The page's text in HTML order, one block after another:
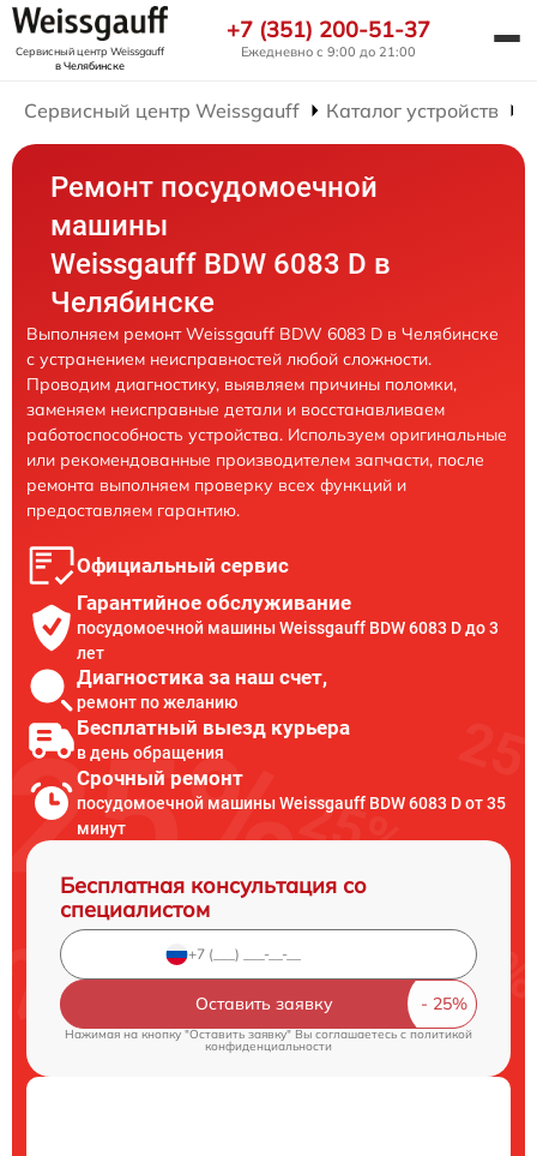
Сервисный центр Weissgauff
в Челябинске
+7 (351) 200-51-37
Ежедневно с 9:00 до 21:00
Сервисный центр Weissgauff Каталог устройств
Ремонт посудомоечной
машины
Weissgauff BDW 6083 D в
Челябинске
Выполняем ремонт Weissgauff BDW 6083 D в Челябинске
с устранением неисправностей любой сложности.
Проводим диагностику, выявляем причины поломки,
заменяем неисправные детали и восстанавливаем
работоспособность устройства. Используем оригинальные
или рекомендованные производителем запчасти, после
ремонта выполняем проверку всех функций и
предоставляем гарантию.
Официальный сервис
Гарантийное обслуживание
посудомоечной машины Weissgauff BDW 6083 D до 3
лет
Диагностика за наш счет,
ремонт по желанию
Бесплатный выезд курьера
в день обращения
Срочный ремонт
посудомоечной машины Weissgauff BDW 6083 D от 35
минут
Бесплатная консультация со
специалистом
Оставить заявку
Нажимая на кнопку "Оставить заявку" Вы соглашаетесь cполитикой
конфиденциальности